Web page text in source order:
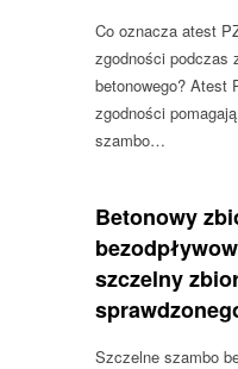
Co oznacza atest
zgodności podczas
betonowego? Atest
zgodności
szambo…
Betonowy
szczelny
Szczelne szambo